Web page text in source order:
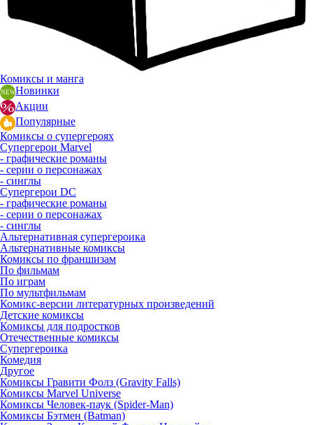
Комиксы и манга
Новинки
Акции
Популярные
Комиксы о супергероях
Супергерои Marvel
- графические романы
- серии о персонажах
- синглы
Супергерои DC
- графические романы
- серии о персонажах
- синглы
Альтернативная супергероика
Альтернативные комиксы
Комиксы по франшизам
По фильмам
По играм
По мультфильмам
Комикс-версии литературных произведений
Детские комиксы
Комиксы для подростков
Отечественные комиксы
Супергероика
Комедия
Другое
Комиксы Гравити Фолз (Gravity Falls)
Комиксы Marvel Universe
Комиксы Человек-паук (Spider-Man)
Комиксы Бэтмен (Batman)